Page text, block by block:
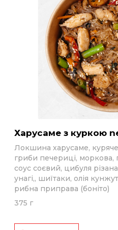
Харусаме з куркою
Локшина харусаме, куряче
гриби печериці, моркова,
соус соєвий, цибуля
унагі,, шиїтаки, олія
рибна приправа (боніто)
375 г